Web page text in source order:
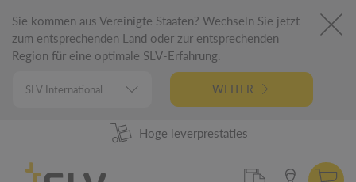
Sie kommen aus Vereinigte Staaten? Wechseln Sie jetzt
zum entsprechenden Land oder zur entsprechenden
Region für eine optimale SLV-Erfahrung.
WEITER
98% uit voorraad leverbaar
Hoge leverprestaties
5 jaar garantie
German Engineering